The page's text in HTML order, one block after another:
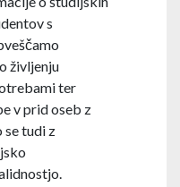
s
življenju
ter
v prid oseb z
se tudi z